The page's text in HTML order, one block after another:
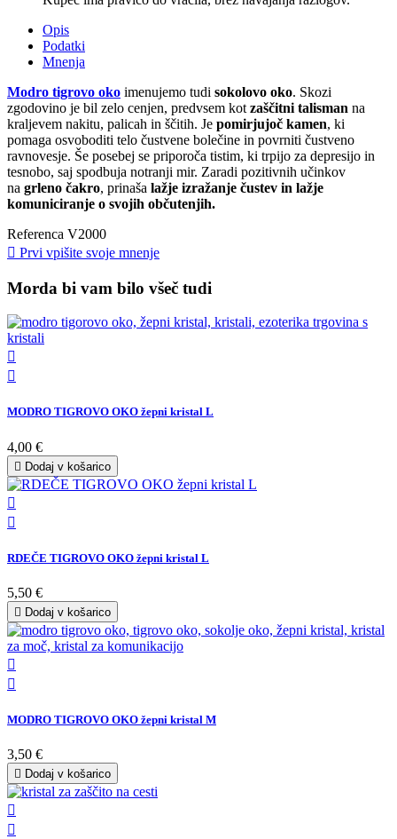
Opis
Podatki
Mnenja
Modro tigrovo oko imenujemo tudi sokolovo oko. Skozi
zgodovino je bil zelo cenjen, predvsem kot zaščitni talisman na
kraljevem nakitu, palicah in ščitih. Je pomirjujoč kamen, ki
pomaga osvoboditi telo čustvene bolečine in povrniti čustveno
ravnovesje. Še posebej se priporoča tistim, ki trpijo za depresijo in
tesnobo, saj spodbuja notranji mir. Zaradi pozitivnih učinkov
na grleno čakro, prinaša lažje izražanje čustev in lažje
komuniciranje o svojih občutenjih.
Referenca V2000
 Prvi vpišite svoje mnenje
Morda bi vam bilo všeč tudi


MODRO TIGROVO OKO žepni kristal L
4,00 €
 Dodaj v košarico


RDEČE TIGROVO OKO žepni kristal L
5,50 €
 Dodaj v košarico


MODRO TIGROVO OKO žepni kristal M
3,50 €
 Dodaj v košarico

